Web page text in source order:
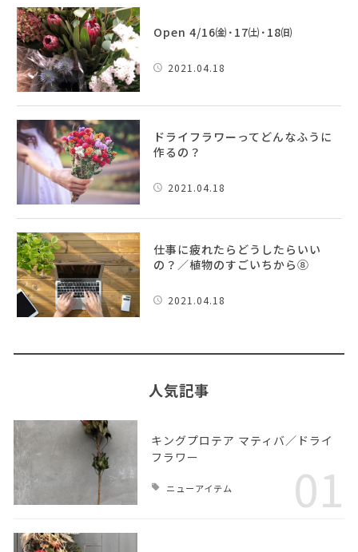
Open 4/16㈮･17㈯･18㈰
2021.04.18
ドライフラワーってどんなふうに
作るの？
2021.04.18
仕事に疲れたらどうしたらいい
の？／植物のすごいちから⑧
2021.04.18
人気記事
キングプロテア マティバ／ドライ
フラワー
ニューアイテム 01